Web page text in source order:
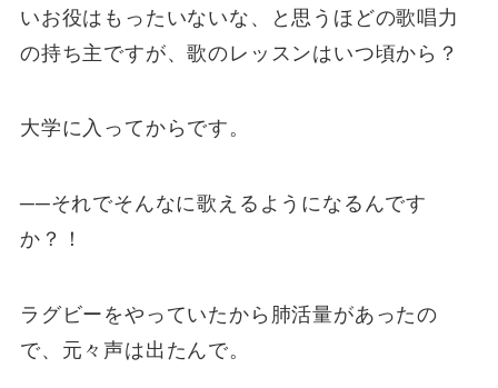
いお役はもったいないな、と思うほどの歌唱力
の持ち主ですが、歌のレッスンはいつ頃から？
大学に入ってからです。
──それでそんなに歌えるようになるんです
か？！
ラグビーをやっていたから肺活量があったの
で、元々声は出たんで。